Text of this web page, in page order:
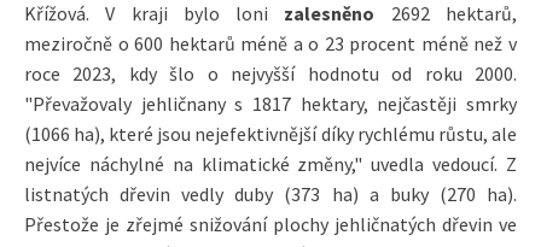
Křížová. V kraji bylo loni zalesněno 2692 hektarů,
meziročně o 600 hektarů méně a o 23 procent méně než v
roce 2023, kdy šlo o nejvyšší hodnotu od roku 2000.
"Převažovaly jehličnany s 1817 hektary, nejčastěji smrky
(1066 ha), které jsou nejefektivnější díky rychlému růstu, ale
nejvíce náchylné na klimatické změny," uvedla vedoucí. Z
listnatých dřevin vedly duby (373 ha) a buky (270 ha).
Přestože je zřejmé snižování plochy jehličnatých dřevin ve